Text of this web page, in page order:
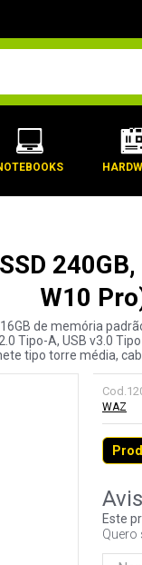
W10
de memória
Tipo-A, USB v3.0
tipo torre média,
Cod.
WAZ
Este
Quero